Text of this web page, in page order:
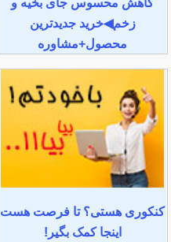
کاهش محسوس جای بخیه و
زخم◀خرید جدیدترین
محصول+مشاوره
کنکوری هستی؟ تا فرصت هست
اینجا کمک بگیر!